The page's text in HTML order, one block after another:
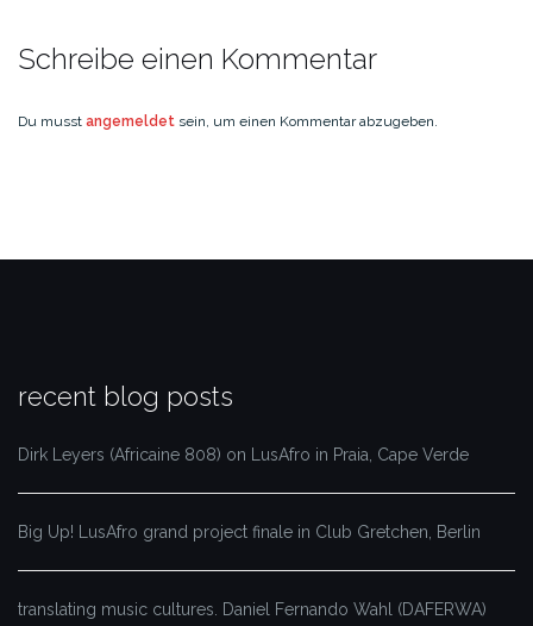
Schreibe einen Kommentar
Du musst angemeldet sein, um einen Kommentar abzugeben.
recent blog posts
Dirk Leyers (Africaine 808) on LusAfro in Praia, Cape Verde
Big Up! LusAfro grand project finale in Club Gretchen, Berlin
translating music cultures. Daniel Fernando Wahl (DAFERWA)